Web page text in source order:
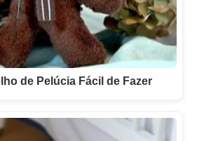
de Pelúcia Fácil de Fazer